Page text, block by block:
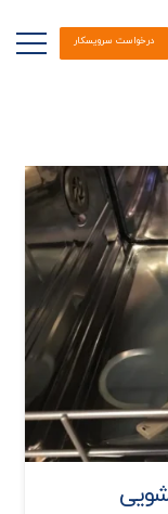
درخواست سرویسکار